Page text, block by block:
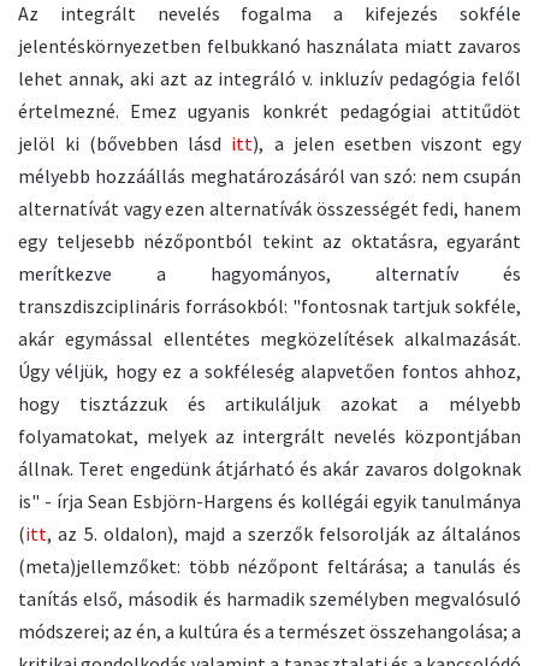
Az integrált nevelés fogalma a kifejezés sokféle
jelentéskörnyezetben felbukkanó használata miatt zavaros
lehet annak, aki azt az integráló v. inkluzív pedagógia felől
értelmezné. Emez ugyanis konkrét pedagógiai attitűdöt
jelöl ki (bővebben lásd itt), a jelen esetben viszont egy
mélyebb hozzáállás meghatározásáról van szó: nem csupán
alternatívát vagy ezen alternatívák összességét fedi, hanem
egy teljesebb nézőpontból tekint az oktatásra, egyaránt
merítkezve a hagyományos, alternatív és
transzdiszciplináris forrásokból: "fontosnak tartjuk sokféle,
akár egymással ellentétes megközelítések alkalmazását.
Úgy véljük, hogy ez a sokféleség alapvetően fontos ahhoz,
hogy tisztázzuk és artikuláljuk azokat a mélyebb
folyamatokat, melyek az intergrált nevelés központjában
állnak. Teret engedünk átjárható és akár zavaros dolgoknak
is" - írja Sean Esbjörn-Hargens és kollégái egyik tanulmánya
(itt, az 5. oldalon), majd a szerzők felsorolják az általános
(meta)jellemzőket: több nézőpont feltárása; a tanulás és
tanítás első, második és harmadik személyben megvalósuló
módszerei; az én, a kultúra és a természet összehangolása; a